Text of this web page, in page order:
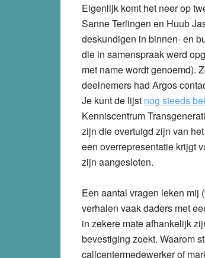
Eigenlijk komt het neer op
Sanne Terlingen en Huub
deskundigen in binnen- en
die in samenspraak werd
met name wordt genoemd).
deelnemers had Argos
Je kunt de lijst nog steeds
Kenniscentrum
zijn die overtuigd zijn van
een overrepresentatie krijgt
zijn aangesloten.
Een aantal vragen leken mij
verhalen vaak daders met
in zekere mate afhankelijk
bevestiging zoekt. Waarom
callcentermedewerker of